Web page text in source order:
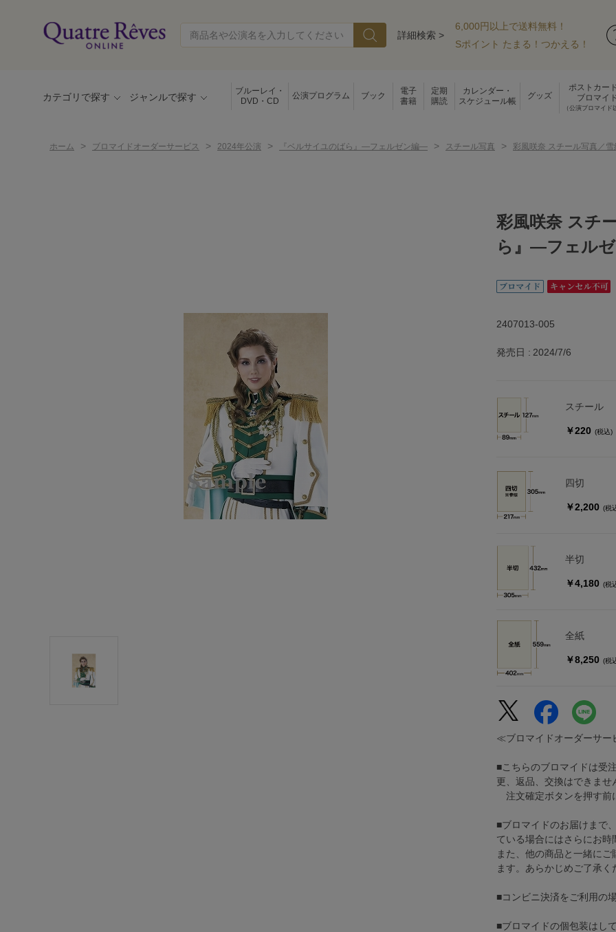
詳細検索 >
6,000円以上で送料無料！
Sポイント たまる！つかえる！
カテゴリで探す ジャンルで探す
ブルーレイ・
DVD・CD
公演プログラム ブック
電子
書籍
定期
購読
カレンダー・
スケジュール帳
グッズ
ポストカー
ブロマイ
（公演ブロマイド
ホーム > ブロマイドオーダーサービス > 2024年公演 > 『ベルサイユのばら』―フェルゼン編― > スチール写真 > 彩風咲奈 スチール写真／
彩風咲奈 スチ
ら』―フェル
2407013-005
発売日 2024/7/6
スチール
￥220 (税込)
四切
￥2,200 (税
半切
￥4,180 (税
全紙
￥8,250 (税
≪ブロマイドオーダーサ
■こちらのブロマイドは受
更、返品、交換はできませ
注文確定ボタンを押す前
■ブロマイドのお届けまで
ている場合にはさらにお時
また、他の商品と一緒に
ます。あらかじめご了承く
■コンビニ決済をご利用の
■ブロマイドの個包装はし